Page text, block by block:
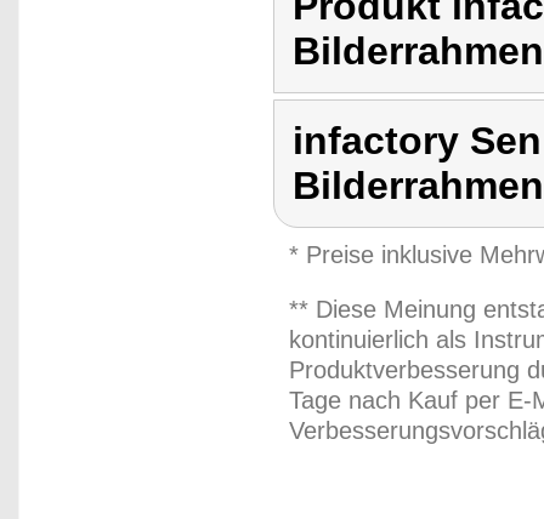
infactory
Bilderrahmen
* Preise inklusive
** Diese Meinung
kontinuierlich als
Produktverbesserung
Tage nach Kauf per E-